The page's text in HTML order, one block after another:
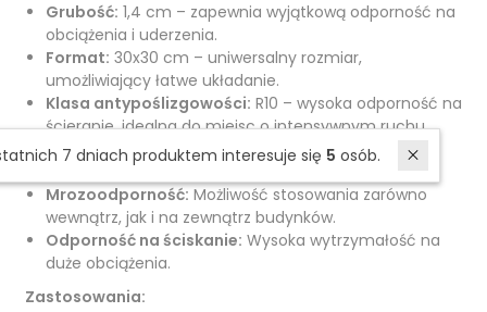
Grubość: 1,4 cm – zapewnia wyjątkową odporność na
obciążenia i uderzenia.
Format: 30x30 cm – uniwersalny rozmiar,
umożliwiający łatwe układanie.
Klasa antypoślizgowości: R10 – wysoka odporność na
ścieranie, idealna do miejsc o intensywnym ruchu.
Nasiąkliwość:Zbliżona do zera – gwarantuje
odporność na wilgoć, chemikalia i plamy.
Mrozoodporność: Możliwość stosowania zarówno
wewnątrz, jak i na zewnątrz budynków.
Odporność na ściskanie: Wysoka wytrzymałość na
duże obciążenia.
Zastosowania:
W ostatnich 7 dniach produktem interesuje się5 osób.